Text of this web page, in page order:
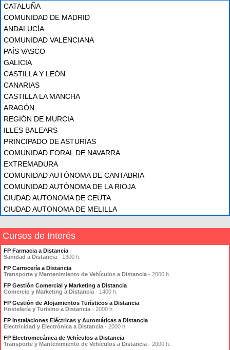
CATALUÑA
COMUNIDAD DE MADRID
ANDALUCÍA
COMUNIDAD VALENCIANA
PAÍS VASCO
GALICIA
CASTILLA Y LEÓN
CANARIAS
CASTILLA LA MANCHA
ARAGÓN
REGIÓN DE MURCIA
ILLES BALEARS
PRINCIPADO DE ASTURIAS
COMUNIDAD FORAL DE NAVARRA
EXTREMADURA
COMUNIDAD AUTÓNOMA DE CANTABRIA
COMUNIDAD AUTÓNOMA DE LA RIOJA
CIUDAD AUTONOMA DE CEUTA
CIUDAD AUTONOMA DE MELILLA
Cursos de Interés
FP Farmacia a Distancia
Sanidad a Distancia - 1300 h.
FP Carrocería a Distancia
Transporte y Mantenimiento de Vehículos a Distancia - 2000 h.
FP Gestión Comercial y Marketing a Distancia
Comercio y Marketing a Distancia - 1400 h.
FP Gestión de Alojamientos Turísticos a Distancia
Hostelería y Turismo a Distancia - 2000 h.
FP Instalaciones Eléctricas y Automáticas a Distancia
Electricidad y Electrónica a Distancia - 2000 h.
FP Electromecánica de Vehículos a Distancia
Transporte y Mantenimiento de Vehículos a Distancia - 2000 h.